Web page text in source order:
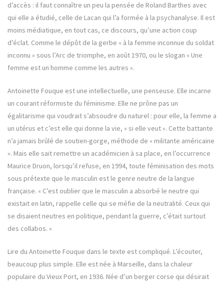
d’accès : il faut connaître un peu la pensée de Roland Barthes avec
qui elle a étudié, celle de Lacan qui l’a formée à la psychanalyse. Il est
moins médiatique, en tout cas, ce discours, qu’une action coup
d’éclat. Comme le dépôt de la gerbe « à la femme inconnue du soldat
inconnu » sous l’Arc de triomphe, en août 1970, ou le slogan « Une
femme est un homme comme les autres ».
Antoinette Fouque est une intellectuelle, une penseuse. Elle incarne
un courant réformiste du féminisme. Elle ne prône pas un
égalitarisme qui voudrait s’absoudre du naturel : pour elle, la femme a
un utérus et c’est elle qui donne la vie, « si elle veut ». Cette battante
n’a jamais brûlé de soutien-gorge, méthode de « militante américaine
». Mais elle sait remettre un académicien à sa place, en l’occurrence
Maurice Druon, lorsqu’il refuse, en 1994, toute féminisation des mots
sous prétexte que le masculin est le genre neutre de la langue
française. « C’est oublier que le masculin a absorbé le neutre qui
existait en latin, rappelle celle qui se méfie de la neutralité. Ceux qui
se disaient neutres en politique, pendant la guerre, c’était surtout
des collabos. »
Lire du Antoinette Fouque dans le texte est compliqué. L’écouter,
beaucoup plus simple. Elle est née à Marseille, dans la chaleur
populaire du Vieux Port, en 1936. Née d’un berger corse qui désirait